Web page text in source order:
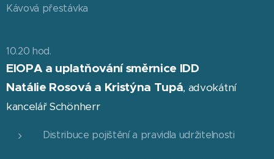
Kávová přestávka
10.20 hod.
EIOPA a uplatňování směrnice IDD
Natálie Rosová a Kristýna Tupá, advokátní
kancelář Schönherr
Distribuce pojištění a pravidla udržitelnosti